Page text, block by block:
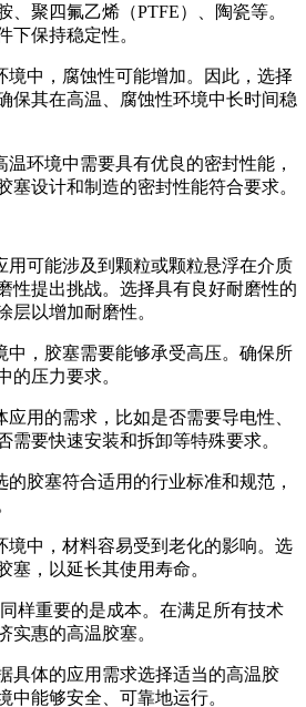
、聚四氟乙烯（PTFE）、陶瓷等。
下保持稳定性。
境中，腐蚀性可能增加。因此，选择
保其在高温、腐蚀性环境中长时间稳
环境中需要具有优良的密封性能，
塞设计和制造的密封性能符合要求。
用可能涉及到颗粒或颗粒悬浮在介质
性提出挑战。选择具有良好耐磨性的
层以增加耐磨性。
中，胶塞需要能够承受高压。确保所
的压力要求。
用的需求，比如是否需要导电性、
需要快速安装和拆卸等特殊要求。
胶塞符合适用的行业标准和规范，
境中，材料容易受到老化的影响。选
塞，以延长其使用寿命。
样重要的是成本。在满足所有技术
实惠的高温胶塞。
具体的应用需求选择适当的高温胶
中能够安全、可靠地运行。